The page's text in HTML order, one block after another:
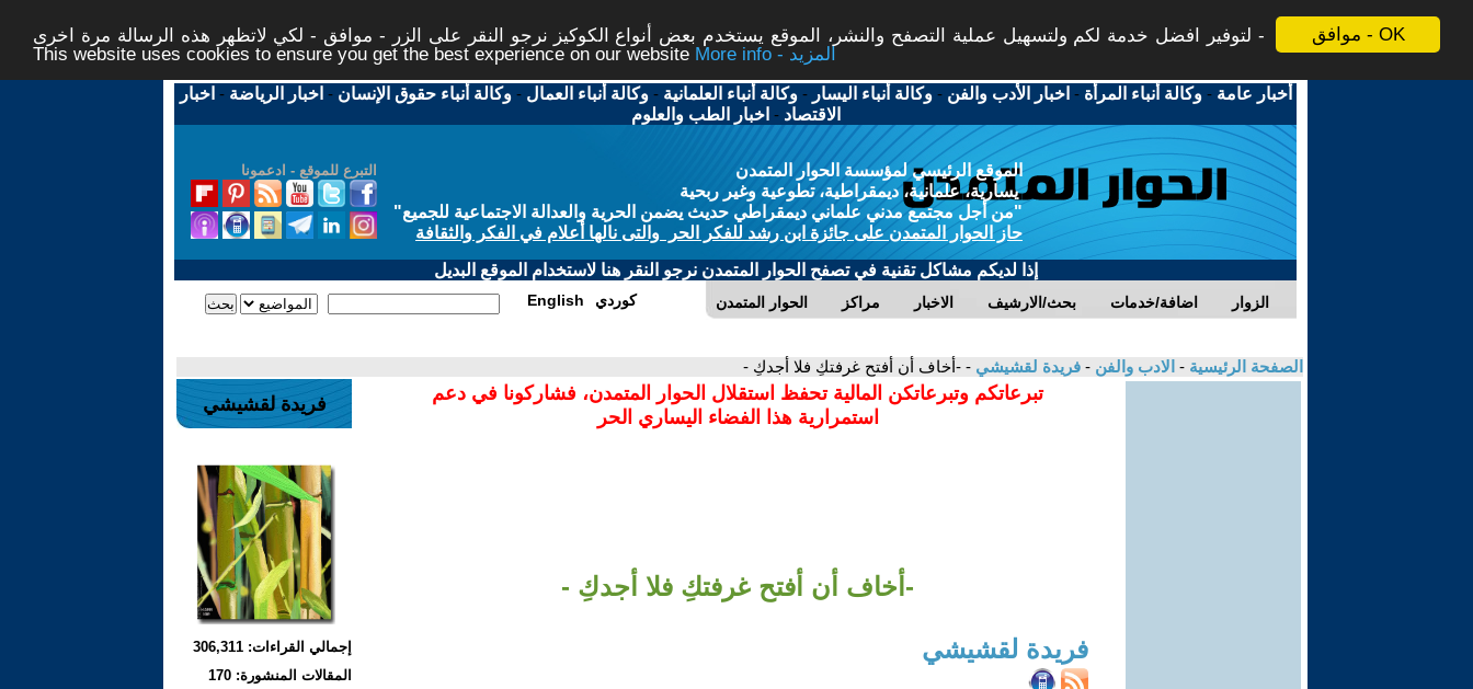
موافق - OK
لتوفير افضل خدمة لكم ولتسهيل عملية التصفح والنشر، الموقع يستخدم بعض أنواع الكوكيز نرجو النقر على الزر - موافق - لكي لاتظهر هذه الرسالة مرة اخرى -
This website uses cookies to ensure you get the best experience on our website
More info - المزيد
أخبار عامة -وكالة أنباء المرأة - اخبار الأدب والفن -وكالة أنباء اليسار -وكالة أنباء العلمانية -وكالة أنباء العمال -وكالة أنباء حقوق الإنسان - اخبار الرياضة - اخبار
الاقتصاد - اخبار الطب والعلوم
التبرع للموقع - ادعمونا
الموقع الرئيسي لمؤسسة الحوار المتمدن
يسارية، علمانية، ديمقراطية، تطوعية وغير ربحية
"من أجل مجتمع مدني علماني ديمقراطي حديث يضمن الحرية والعدالة الاجتماعية للجميع"
حاز الحوار المتمدن على جائزة ابن رشد للفكر الحر والتى نالها أعلام في الفكر والثقافة
إذا لديكم مشاكل تقنية في تصفح الحوار المتمدن نرجو النقر هنا لاستخدام الموقع البديل
الحوار المتمدن مراكز الاخبار بحث/الارشيف اضافة/خدمات الزوار English كوردي
الصفحة الرئيسية - الادب والفن - فريدة لقشيشي - -أخاف أن أفتح غرفتكِ فلا أجدكِ -
تبرعاتكم وتبرعاتكن المالية تحفظ استقلال الحوار المتمدن، فشاركونا في دعم
استمرارية هذا الفضاء اليساري الحر
-أخاف أن أفتح غرفتكِ فلا أجدكِ -
فريدة لقشيشي
فريدة لقشيشي
إجمالي القراءات: 306,311
المقالات المنشورة: 170